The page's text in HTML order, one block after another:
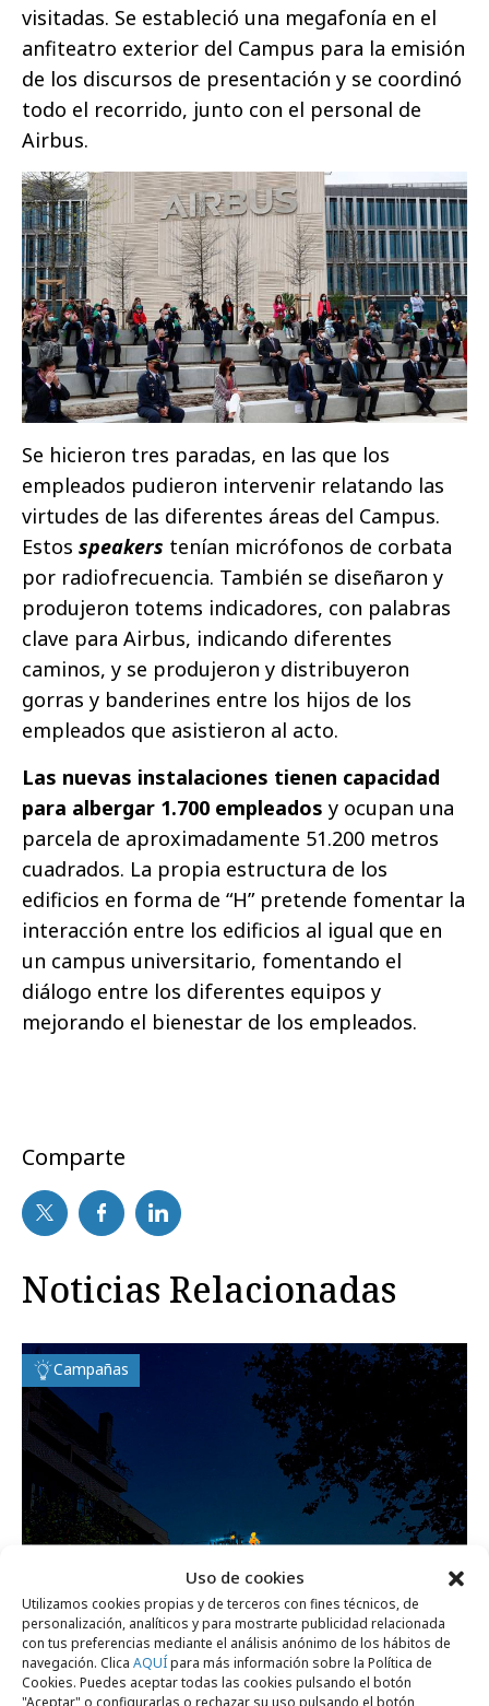
Uso de cookies
Utilizamos cookies propias y de terceros con fines técnicos, de
personalización, analíticos y para mostrarte publicidad relacionada
con tus preferencias mediante el análisis anónimo de los hábitos de
navegación. Clica AQUÍpara más información sobre la Política de
Cookies. Puedes aceptar todas las cookies pulsando el botón
"Aceptar" o configurarlas o rechazar su uso pulsando el botón
visitadas. Se estableció una megafonía en el
anfiteatro exterior del Campus para la emisión
de los discursos de presentación y se coordinó
todo el recorrido, junto con el personal de
Airbus.
Se hicieron tres paradas, en las que los
empleados pudieron intervenir relatando las
virtudes de las diferentes áreas del Campus.
Estos speakers tenían micrófonos de corbata
por radiofrecuencia. También se diseñaron y
produjeron totems indicadores, con palabras
clave para Airbus, indicando diferentes
caminos, y se produjeron y distribuyeron
gorras y banderines entre los hijos de los
empleados que asistieron al acto.
Las nuevas instalaciones tienen capacidad
para albergar 1.700 empleados y ocupan una
parcela de aproximadamente 51.200 metros
cuadrados. La propia estructura de los
edificios en forma de “H” pretende fomentar la
interacción entre los edificios al igual que en
un campus universitario, fomentando el
diálogo entre los diferentes equipos y
mejorando el bienestar de los empleados.
Comparte
Noticias Relacionadas
Campañas
viernes, 26 de noviembre 2021